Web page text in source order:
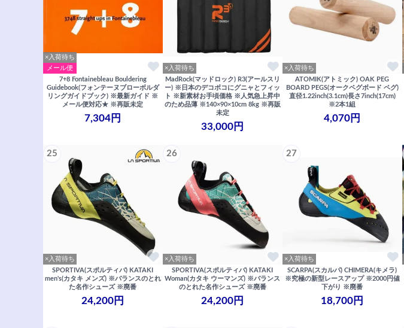
×入荷待ち
メール便
7+8 Fontainebleau Bouldering
Guidebook(フォンテーヌブローボルダ
リングガイドブック) ※最新ガイド ※
メール便対応★ ※再販未定
7,304円
×入荷待ち
MadRock(マッドロック) R3(アールスリ
ー) ※日本のデコボコにグニャとフィッ
ト ※新素材お手頃価格 ※人気急上昇中
のため品薄 ※140×90×10cm 8kg ※再販
未定
33,000円
×入荷待ち
ATOMIK(アトミック) OAK PEG
BOARD PEGS(オークペグボード ペグ)
直径1.22inch(3.1cm)長さ7inch(17cm)
※2本1組
4,070円
25
×入荷待ち
SPORTIVA(スポルティバ) KATAKI
men's(カタキ メンズ) ※バランスのとれ
た名作シューズ ※廃番
24,200円
26
×入荷待ち
SPORTIVA(スポルティバ) KATAKI
Woman(カタキ ウーマンズ) ※バランス
のとれた名作シューズ ※廃番
24,200円
27
×入荷待ち
SCARPA(スカルパ) CHIMERA(キメラ)
※究極の新型レースアップ ※2000円値
下がり ※廃番
18,700円